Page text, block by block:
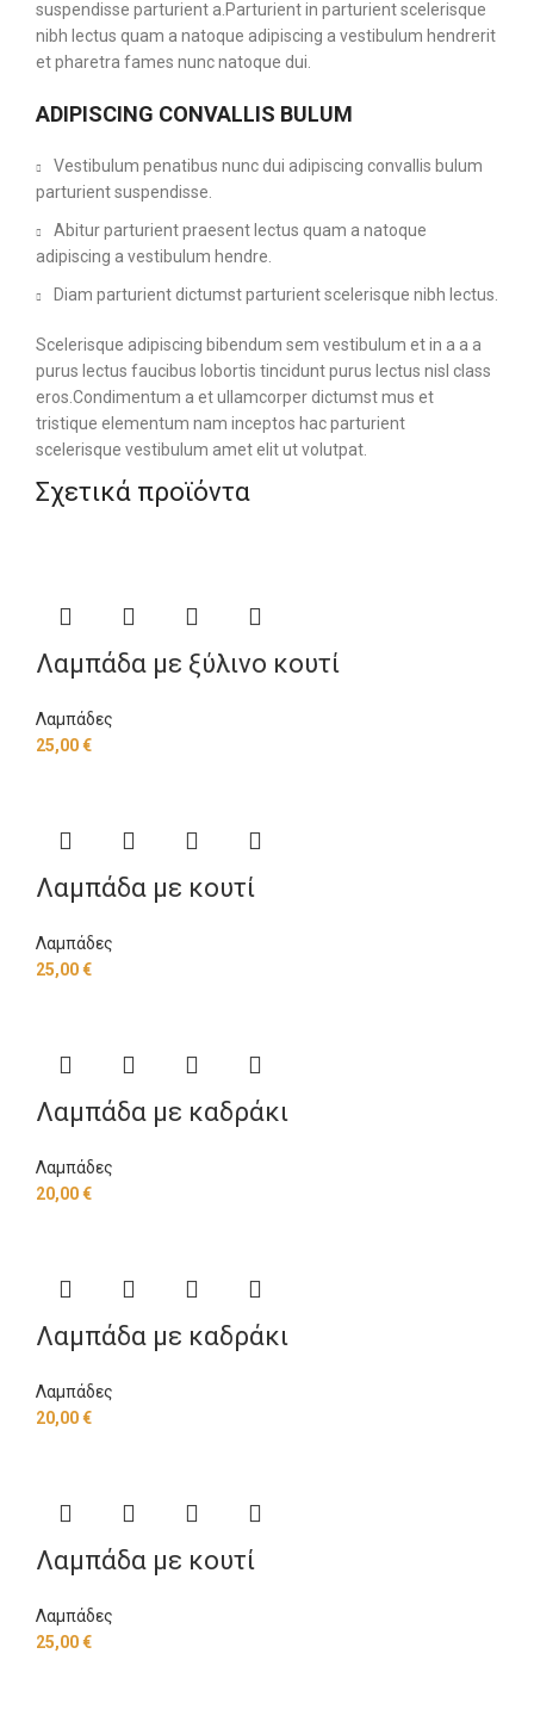
suspendisse parturient a.Parturient in parturient scelerisque
nibh lectus quam a natoque adipiscing a vestibulum hendrerit
et pharetra fames nunc natoque dui.
ADIPISCING CONVALLIS BULUM
Vestibulum penatibus nunc dui adipiscing convallis bulum
parturient suspendisse.
Abitur parturient praesent lectus quam a natoque
adipiscing a vestibulum hendre.
Diam parturient dictumst parturient scelerisque nibh lectus.
Scelerisque adipiscing bibendum sem vestibulum et in a a a
purus lectus faucibus lobortis tincidunt purus lectus nisl class
eros.Condimentum a et ullamcorper dictumst mus et
tristique elementum nam inceptos hac parturient
scelerisque vestibulum amet elit ut volutpat.
Σχετικά προϊόντα
Λαμπάδα με ξύλινο κουτί
Λαμπάδες
25,00€
Λαμπάδα με κουτί
Λαμπάδες
25,00€
Λαμπάδα με καδράκι
Λαμπάδες
20,00€
Λαμπάδα με καδράκι
Λαμπάδες
20,00€
Λαμπάδα με κουτί
Λαμπάδες
25,00€